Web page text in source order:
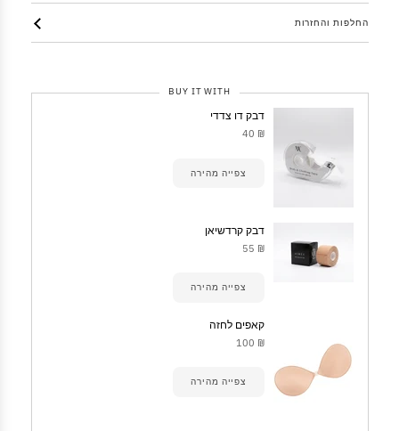
החלפות והחזרות
BUY IT WITH
דבק דו צדדי
₪ 40
צפייה מהירה
דבק קרדשיאן
₪ 55
צפייה מהירה
קאפים לחזה
₪ 100
צפייה מהירה